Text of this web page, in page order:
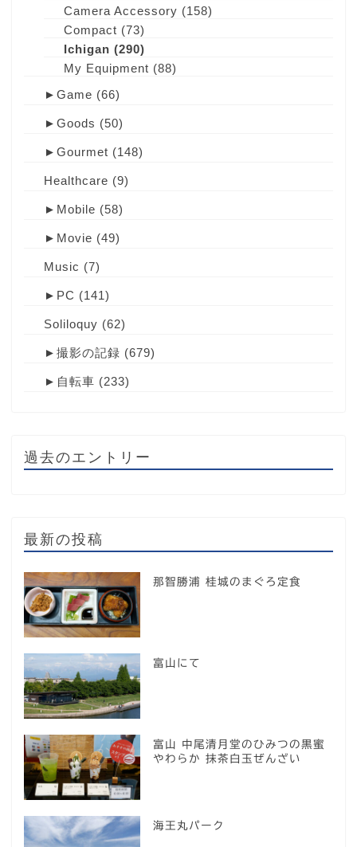
Camera Accessory (158)
Compact (73)
Ichigan (290)
My Equipment (88)
► Game (66)
► Goods (50)
► Gourmet (148)
Healthcare (9)
► Mobile (58)
► Movie (49)
Music (7)
► PC (141)
Soliloquy (62)
► 撮影の記録 (679)
► 自転車 (233)
過去のエントリー
最新の投稿
那智勝浦 桂城のまぐろ定食
富山にて
富山 中尾清月堂のひみつの黒蜜
やわらか 抹茶白玉ぜんざい
海王丸パーク